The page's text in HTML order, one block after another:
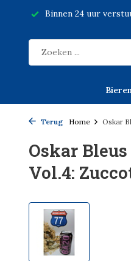
Binnen 24 uur
Terug Home Oskar
Oskar
Vol.4: